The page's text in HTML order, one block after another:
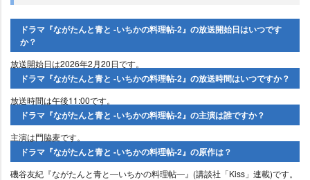
ドラマ『ながたんと青と -いちかの料理帖-2』の放送開始日はいつです
か？
放送開始日は2026年2月20日です。
ドラマ『ながたんと青と -いちかの料理帖-2』の放送時間はいつですか？
放送時間は午後11:00です。
ドラマ『ながたんと青と -いちかの料理帖-2』の主演は誰ですか？
主演は門脇麦です。
ドラマ『ながたんと青と -いちかの料理帖-2』の原作は？
磯谷友紀『ながたんと青と―いちかの料理帖―』(講談社「Kiss」連載)です。